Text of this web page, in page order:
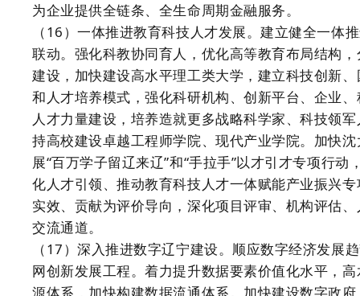
为企业提供全链条、全生命周期金融服务。
（16）一体推进教育科技人才发展。建立健全一体
联动。强化科教协同育人，优化高等教育布局结构
建设，加快建设高水平理工类大学，建立科技创新
和人才培养模式，强化科研机构、创新平台、企业
人才力量建设，培养造就更多战略科学家、科技领
持高校建设卓越工程师学院、现代产业学院。加快
展“百万学子留辽来辽”和“手拉手”以才引才专项行
化人才引领、推动教育科技人才一体赋能产业振兴
实效、贡献为评价导向，深化项目评审、机构评估
交流通道。
（17）深入推进数字辽宁建设。顺应数字经济发展
网创新发展工程。着力提升数据要素价值化水平，